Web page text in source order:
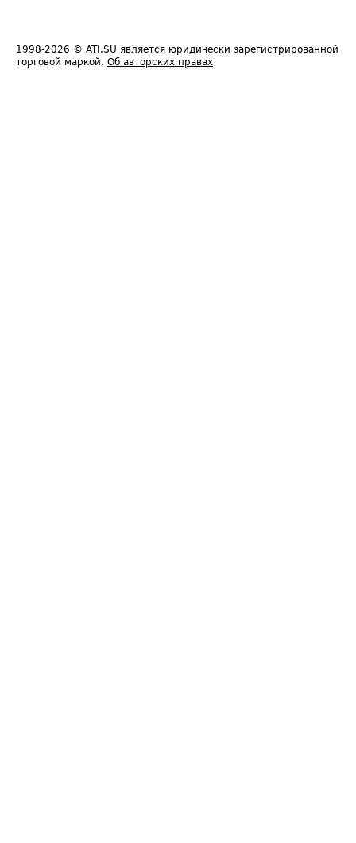
1998-2026 © ATI.SU является юридически зарегистрированной
торговой маркой. Об авторских правах